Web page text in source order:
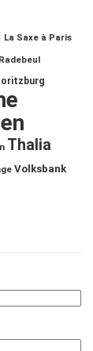
La Saxe à Paris
Radebeul
Thalia
Volksbank